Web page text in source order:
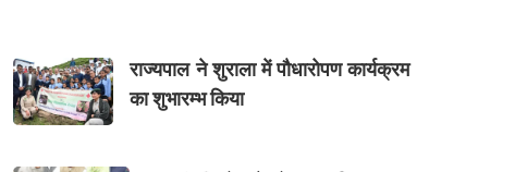
राज्यपाल ने शुराला में पौधारोपण कार्यक्रम
का शुभारम्भ किया